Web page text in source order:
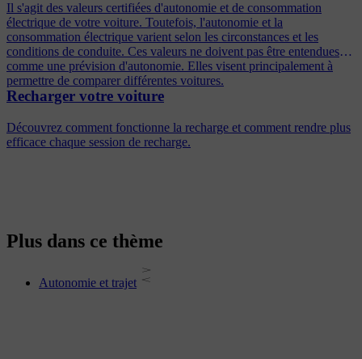
Il s'agit des valeurs certifiées d'autonomie et de consommation
électrique de votre voiture. Toutefois, l'autonomie et la
consommation électrique varient selon les circonstances et les
conditions de conduite. Ces valeurs ne doivent pas être entendues
comme une prévision d'autonomie. Elles visent principalement à
permettre de comparer différentes voitures.
Recharger votre voiture
Découvrez comment fonctionne la recharge et comment rendre plus
efficace chaque session de recharge.
Plus dans ce thème
Autonomie et trajet